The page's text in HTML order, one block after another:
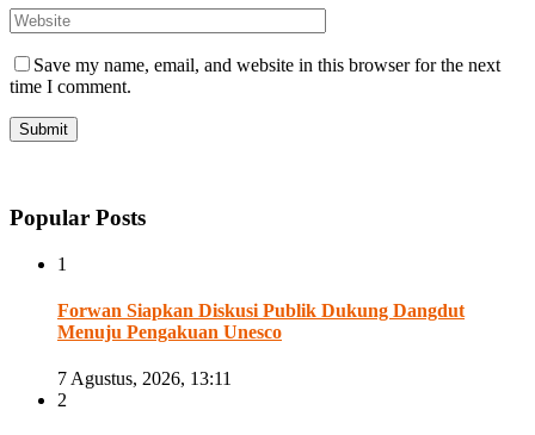
Save my name, email, and website in this browser for the next
time I comment.
Popular Posts
1
Forwan Siapkan Diskusi Publik Dukung Dangdut
Menuju Pengakuan Unesco
7 Agustus, 2026, 13:11
2